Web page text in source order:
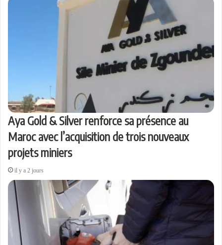
Aya Gold & Silver renforce sa présence au
Maroc avec l’acquisition de trois nouveaux
projets miniers
il y a 2 jours